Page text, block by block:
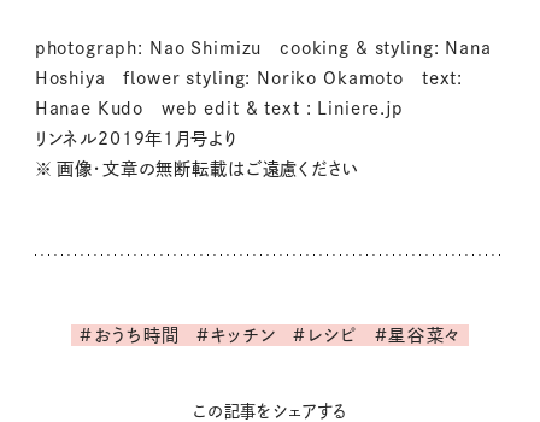
photograph: Nao Shimizu cooking & styling: Nana
Hoshiya flower styling: Noriko Okamoto text:
Hanae Kudo web edit & text : Liniere.jp
リンネル2019年1月号より
※ 画像・文章の無断転載はご遠慮ください
#おうち時間 #キッチン #レシピ #星谷菜々
この記事をシェアする